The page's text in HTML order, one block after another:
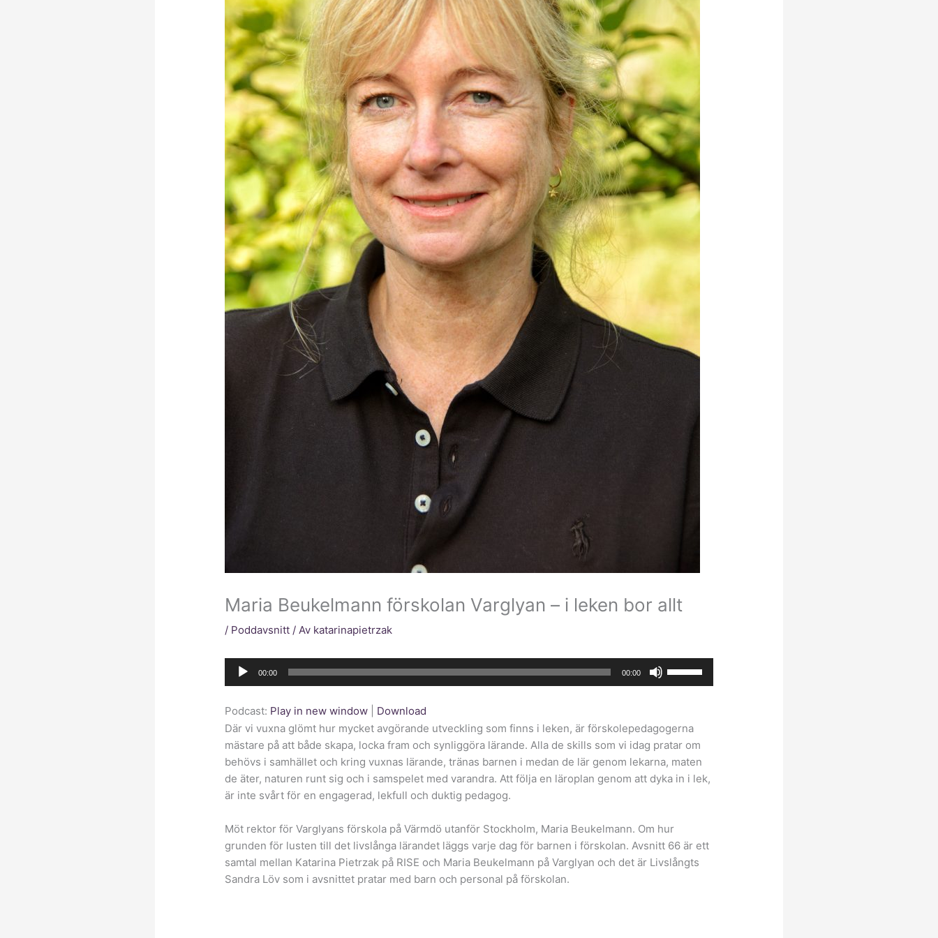
Maria Beukelmann förskolan Varglyan – i leken bor allt
/ Poddavsnitt / Av katarinapietrzak
Ljudspelare
00:00 00:00
att
höja
eller
sänka
Podcast: Play in new window
Download
Där vi vuxna glömt hur mycket avgörande utveckling som finns i leken, är förskolepedagogerna
mästare på att både skapa, locka fram och synliggöra lärande. Alla de skills som vi idag pratar om
behövs i samhället och kring vuxnas lärande, tränas barnen i medan de lär genom lekarna, maten
de äter, naturen runt sig och i samspelet med varandra. Att följa en läroplan genom att dyka in i lek,
är inte svårt för en engagerad, lekfull och duktig pedagog.
Möt rektor för Varglyans förskola på Värmdö utanför Stockholm, Maria Beukelmann. Om hur
grunden för lusten till det livslånga lärandet läggs varje dag för barnen i förskolan. Avsnitt 66 är ett
samtal mellan Katarina Pietrzak på RISE och Maria Beukelmann på Varglyan och det är Livslångts
Sandra Löv som i avsnittet pratar med barn och personal på förskolan.